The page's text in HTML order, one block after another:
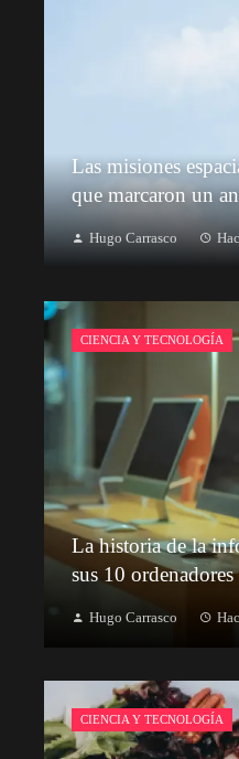
Las misiones
que marcaron un
Hugo Carrasco
CIENCIA Y TECNOLOGÍA
La historia de la
sus 10
Hugo Carrasco
CIENCIA Y TECNOLOGÍA